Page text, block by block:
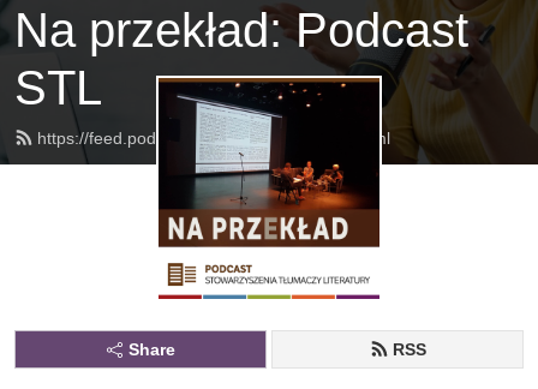
Na przekład: Podcast
STL
https://feed.podbean.com/naprzeklad/feed.xml
Share RSS